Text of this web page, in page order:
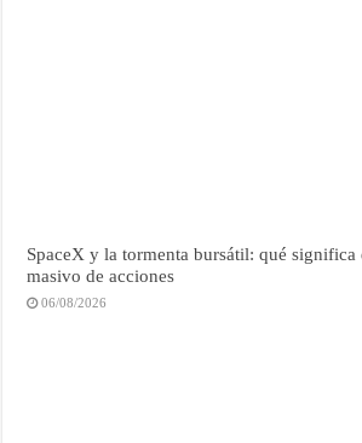
SpaceX y la tormenta bursátil: qué significa
masivo de acciones
06/08/2026